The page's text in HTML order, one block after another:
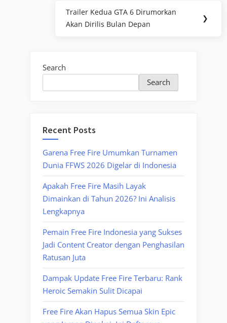
Next
Post:
Trailer Kedua GTA 6 Dirumorkan
Akan Dirilis Bulan Depan
❯
Search
Search
Recent Posts
Garena Free Fire Umumkan Turnamen
Dunia FFWS 2026 Digelar di Indonesia
Apakah Free Fire Masih Layak
Dimainkan di Tahun 2026? Ini Analisis
Lengkapnya
Pemain Free Fire Indonesia yang Sukses
Jadi Content Creator dengan Penghasilan
Ratusan Juta
Dampak Update Free Fire Terbaru: Rank
Heroic Semakin Sulit Dicapai
Free Fire Akan Hapus Semua Skin Epic